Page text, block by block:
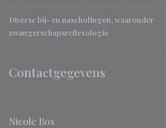
Diverse bij- en nascholingen, waaronder
zwangerschapsreflexologie
Contactgegevens
Nicole Bos